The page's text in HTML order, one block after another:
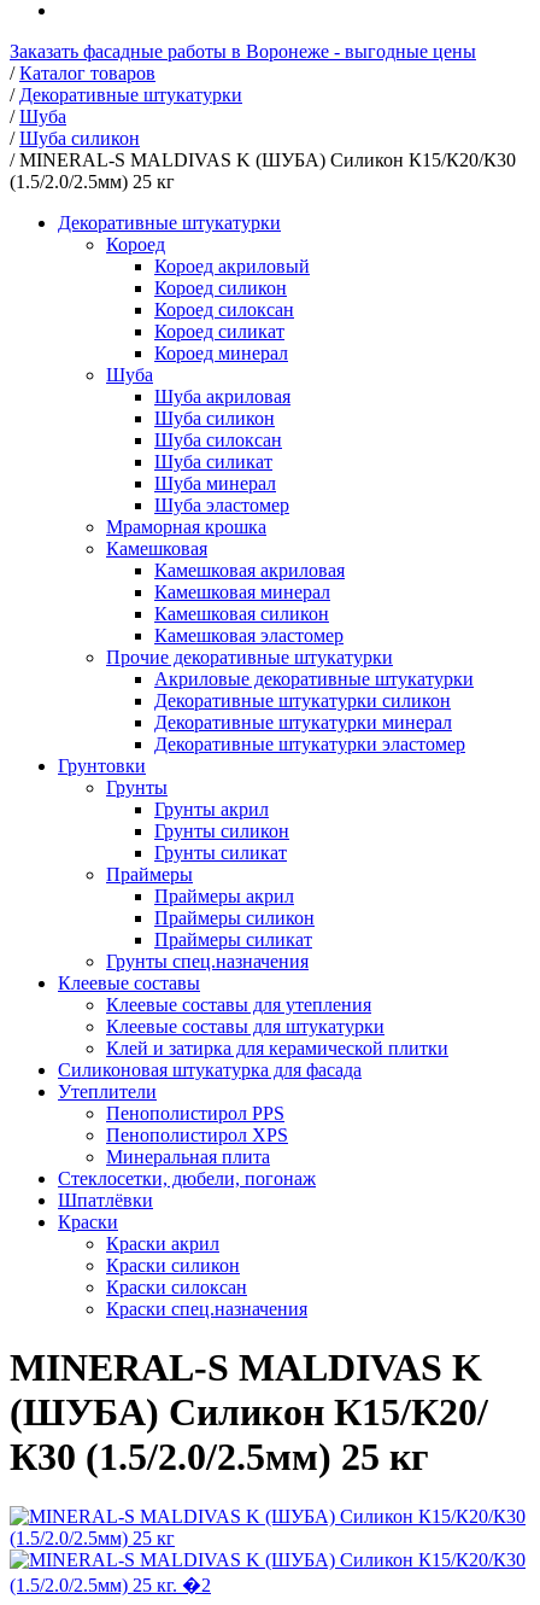
Заказать фасадные работы в Воронеже - выгодные цены
/ Каталог товаров
/ Декоративные штукатурки
/ Шуба
/ Шуба силикон
/ MINERAL-S MALDIVAS K (ШУБА) Силикон К15/К20/К30
(1.5/2.0/2.5мм) 25 кг
Декоративные штукатурки
Короед
Короед акриловый
Короед силикон
Короед силоксан
Короед силикат
Короед минерал
Шуба
Шуба акриловая
Шуба силикон
Шуба силоксан
Шуба силикат
Шуба минерал
Шуба эластомер
Мраморная крошка
Камешковая
Камешковая акриловая
Камешковая минерал
Камешковая силикон
Камешковая эластомер
Прочие декоративные штукатурки
Акриловые декоративные штукатурки
Декоративные штукатурки силикон
Декоративные штукатурки минерал
Декоративные штукатурки эластомер
Грунтовки
Грунты
Грунты акрил
Грунты силикон
Грунты силикат
Праймеры
Праймеры акрил
Праймеры силикон
Праймеры силикат
Грунты спец.назначения
Клеевые составы
Клеевые составы для утепления
Клеевые составы для штукатурки
Клей и затирка для керамической плитки
Силиконовая штукатурка для фасада
Утеплители
Пенополистирол PPS
Пенополистирол XPS
Минеральная плита
Стеклосетки, дюбели, погонаж
Шпатлёвки
Краски
Краски акрил
Краски силикон
Краски силоксан
Краски спец.назначения
MINERAL-S MALDIVAS K
(ШУБА) Силикон К15/К20/
К30 (1.5/2.0/2.5мм) 25 кг